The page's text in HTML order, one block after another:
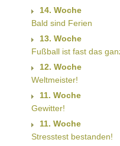
14. Woche
Bald sind Ferien
13. Woche
Fußball ist fast das
12. Woche
Weltmeister!
11. Woche
Gewitter!
11. Woche
Stresstest bestanden!